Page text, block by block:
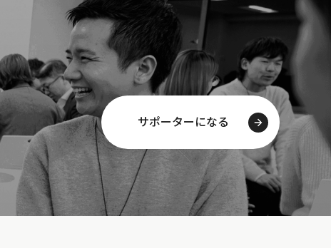
サポーターになる